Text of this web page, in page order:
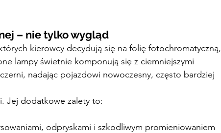
– nie tylko wygląd
kierowcy decydują się na folię fotochromatyczną,
lampy świetnie komponują się z ciemniejszymi
nadając pojazdowi nowoczesny, często bardziej
Jej dodatkowe zalety to:
odpryskami i szkodliwym promieniowaniem